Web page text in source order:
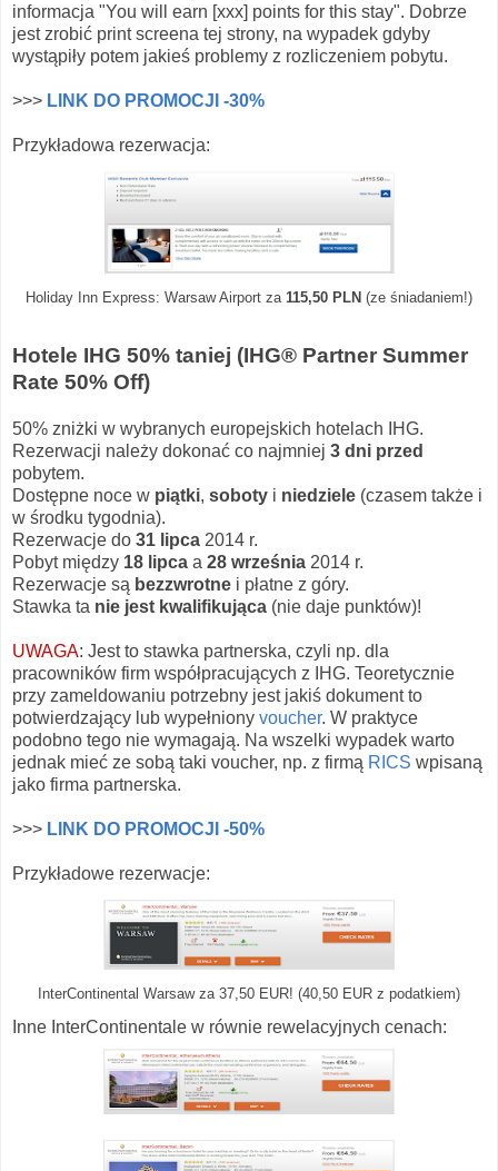
informacja "You will earn [xxx] points for this stay". Dobrze
jest zrobić print screena tej strony, na wypadek gdyby
wystąpiły potem jakieś problemy z rozliczeniem pobytu.
>>> LINK DO PROMOCJI -30%
Przykładowa rezerwacja:
Holiday Inn Express: Warsaw Airport za 115,50 PLN (ze śniadaniem!)
Hotele IHG 50% taniej (IHG® Partner Summer
Rate 50% Off)
50% zniżki w wybranych europejskich hotelach IHG.
Rezerwacji należy dokonać co najmniej 3 dni przed
pobytem.
Dostępne noce w piątki, soboty i niedziele (czasem także i
w środku tygodnia).
Rezerwacje do 31 lipca 2014 r.
Pobyt między 18 lipca a 28 września 2014 r.
Rezerwacje są bezzwrotne i płatne z góry.
Stawka ta nie jest kwalifikująca (nie daje punktów)!
UWAGA: Jest to stawka partnerska, czyli np. dla
pracowników firm współpracujących z IHG. Teoretycznie
przy zameldowaniu potrzebny jest jakiś dokument to
potwierdzający lub wypełniony voucher. W praktyce
podobno tego nie wymagają. Na wszelki wypadek warto
jednak mieć ze sobą taki voucher, np. z firmą RICS wpisaną
jako firma partnerska.
>>> LINK DO PROMOCJI -50%
Przykładowe rezerwacje:
InterContinental Warsaw za 37,50 EUR! (40,50 EUR z podatkiem)
Inne InterContinentale w równie rewelacyjnych cenach: